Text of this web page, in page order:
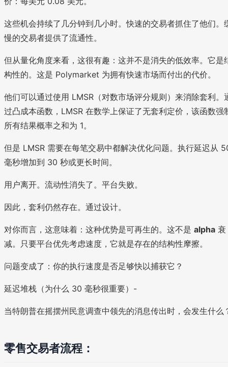
这些机会持续了几分钟到几小时。快速的交易者抓住了他们。
慢的交易者提供了流通性。
但从量化角度来看，这很有趣：这并不是消失的低效率。它是
构性的。这是 Polymarket 为拥有快速市场而付出的代价。
他们可以通过使用 LMSR（对数市场评分规则）来消除套利。
过凸成本函数，LMSR 在数学上保证了无套利定价，该函数强
所有结果概率之和为 1。
但是 LMSR 需要在每笔交易中都解决优化问题。执行延迟从
毫秒增加到 30 秒或更长时间。
用户离开。流动性消失了。平台失败。
因此，套利仍然存在。通过设计。
对你而言，这意味着：这种优势是可再生的。这不是 alpha 衰
减。只要平台优先考虑速度，它就是存在的结构性摩擦。
问题变成了：你的执行速度是否足够快以捕获它？
延迟堆栈（为什么 30 毫秒很重要）-
当特朗普在摇摆州民意调查中领先的消息传出时，会发生什么
零售交易者流程：